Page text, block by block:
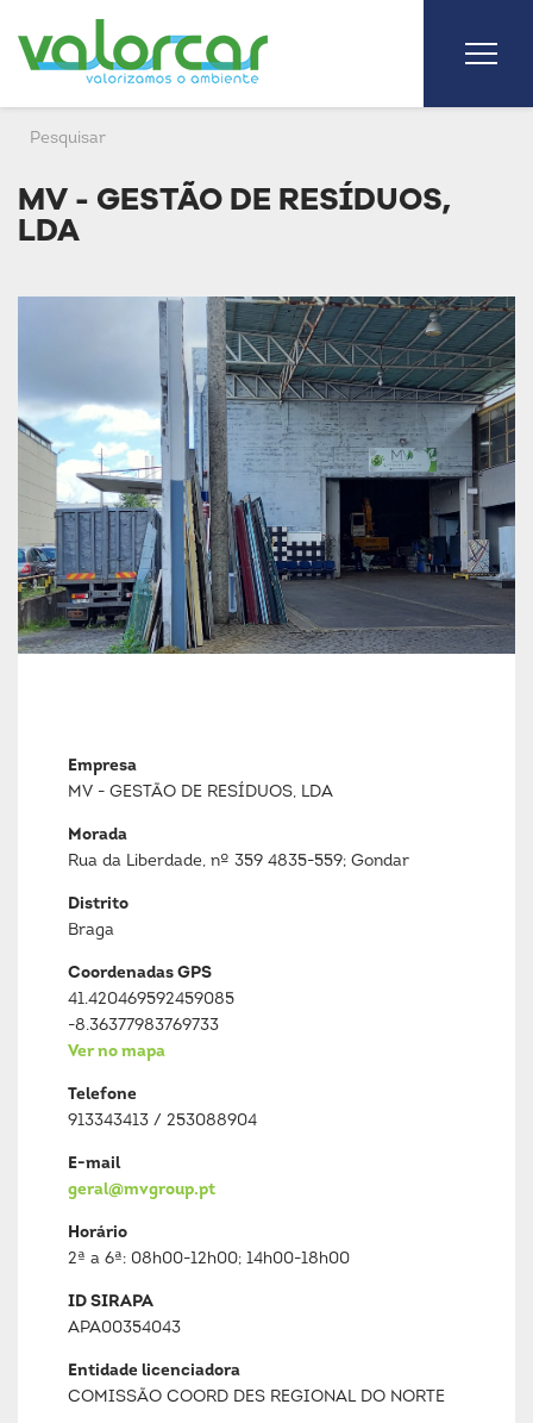
MV - GESTÃO DE RESÍDUOS,
LDA
Empresa
MV - GESTÃO DE RESÍDUOS, LDA
Morada
Rua da Liberdade, nº 359 4835-559; Gondar
Distrito
Braga
Coordenadas GPS
41.420469592459085
-8.36377983769733
Ver no mapa
Telefone
913343413 / 253088904
E-mail
geral@mvgroup.pt
Horário
2ª a 6ª: 08h00-12h00; 14h00-18h00
ID SIRAPA
APA00354043
Entidade licenciadora
COMISSÃO COORD DES REGIONAL DO NORTE